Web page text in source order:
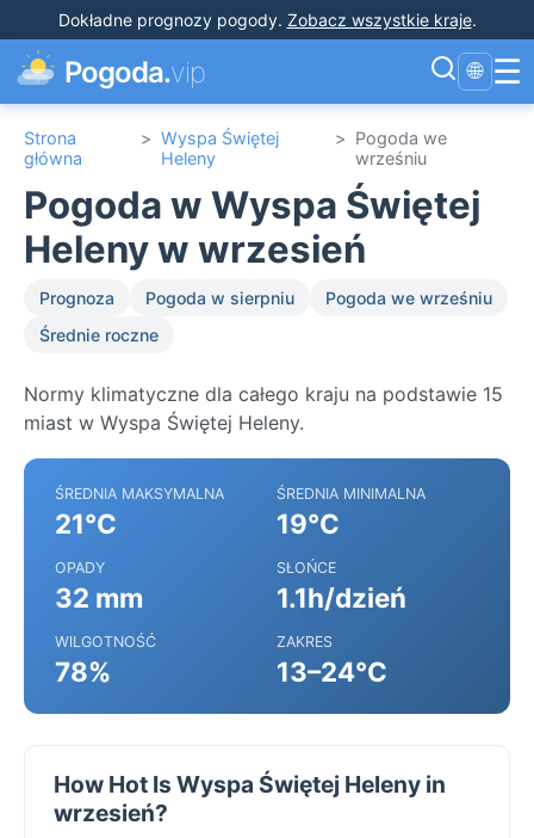
Dokładne prognozy pogody. Zobacz wszystkie kraje.
Pogoda.vip 🌐 ☰
Strona
główna
> Wyspa Świętej
Heleny
> Pogoda we
wrześniu
Pogoda w Wyspa Świętej
Heleny w wrzesień
Prognoza Pogoda w sierpniu
Pogoda we wrześniu
Średnie roczne
Normy klimatyczne dla całego kraju na podstawie 15
miast w Wyspa Świętej Heleny.
ŚREDNIA MAKSYMALNA
21°C
ŚREDNIA MINIMALNA
19°C
OPADY
32 mm
SŁOŃCE
1.1h/dzień
WILGOTNOŚĆ
78%
ZAKRES
13–24°C
How Hot Is Wyspa Świętej Heleny in
wrzesień?